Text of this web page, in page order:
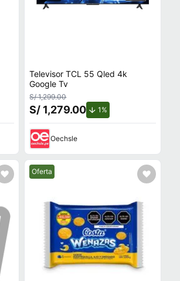
Televisor TCL 55 Qled 4k
Google Tv
S/ 1,299.00
S/ 1,279.00 1%
Oechsle
Mejor precio.
Oferta